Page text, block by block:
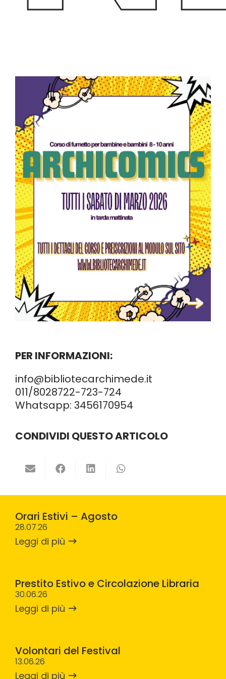
PER INFORMAZIONI:
info@bibliotecarchimede.it
011/8028722-723-724
Whatsapp: 3456170954
CONDIVIDI QUESTO ARTICOLO
Orari Estivi – Agosto
28.07.26
Leggi di più
Prestito Estivo e Circolazione Libraria
30.06.26
Leggi di più
Volontari del Festival
13.06.26
Leggi di più